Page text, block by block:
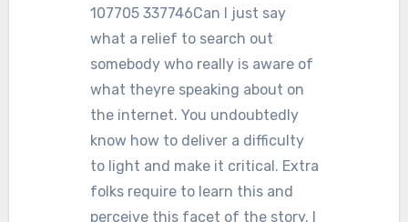
107705 337746Can I just say
what a relief to search out
somebody who really is aware of
what theyre speaking about on
the internet. You undoubtedly
know how to deliver a difficulty
to light and make it critical. Extra
folks require to learn this and
perceive this facet of the story. I